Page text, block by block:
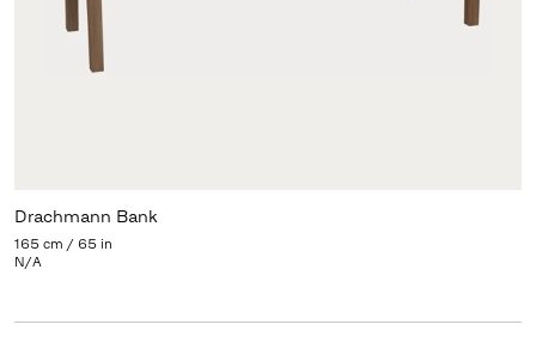
Drachmann Bank
165 cm / 65 in
N/A